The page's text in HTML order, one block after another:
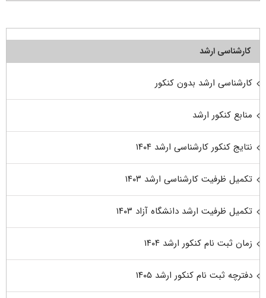
کارشناسی ارشد
کارشناسی ارشد بدون کنکور
منابع کنکور ارشد
نتایج کنکور کارشناسی ارشد ۱۴۰۴
تکمیل ظرفیت کارشناسی ارشد ۱۴۰۳
تکمیل ظرفیت ارشد دانشگاه آزاد ۱۴۰۳
زمان ثبت نام کنکور ارشد ۱۴۰۴
دفترچه ثبت نام کنکور ارشد ۱۴۰۵